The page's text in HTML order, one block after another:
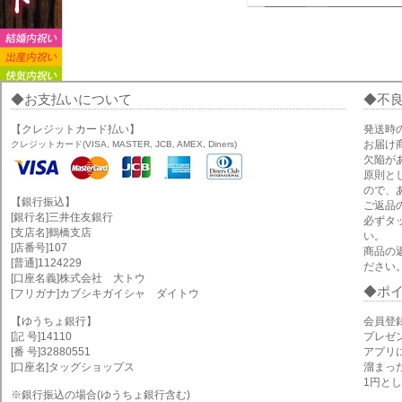
お支払いについて
【クレジットカード払い】
クレジットカード(VISA, MASTER, JCB, AMEX, Diners)
【銀行振込】
[銀行名]三井住友銀行
[支店名]鶴橋支店
[店番号]107
[普通]1124229
[口座名義]株式会社 大トウ
[フリガナ]カブシキガイシャ ダイトウ
【ゆうちょ銀行】
[記 号]14110
[番 号]32880551
[口座名]タッグショップス
※銀行振込の場合(ゆうちょ銀行含む)
不
発送時
お届け
欠陥が
原則と
ので、
ご返品
必ずタ
い。
商品の
ださい
ポ
会員登
プレゼ
アプリ
溜まっ
1円と